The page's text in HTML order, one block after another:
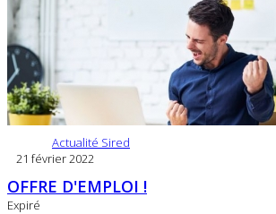
Actualité Sired
21 février 2022
OFFRE D'EMPLOI !
Expiré